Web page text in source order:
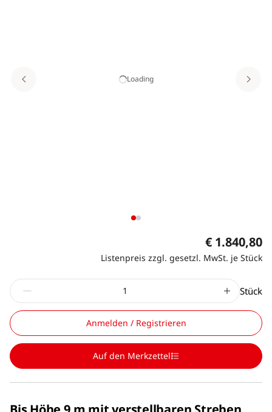
Loading
€ 1.840,80
Listenpreis zzgl. gesetzl. MwSt. je Stück
Stück
Anmelden / Registrieren
Auf den Merkzettel